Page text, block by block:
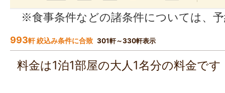
※食事条件などの諸条件については、
993軒 絞込み条件に合致 301軒～330軒表示
料金は1泊1部屋の大人1名分の料金で